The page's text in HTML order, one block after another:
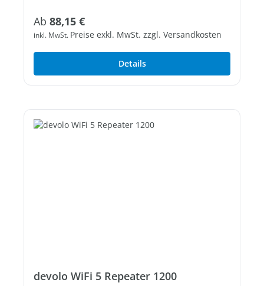
Regulärer Preis:
Ab 88,15 €
inkl. MwSt. Preise exkl. MwSt. zzgl. Versandkosten
Details
devolo WiFi 5 Repeater 1200